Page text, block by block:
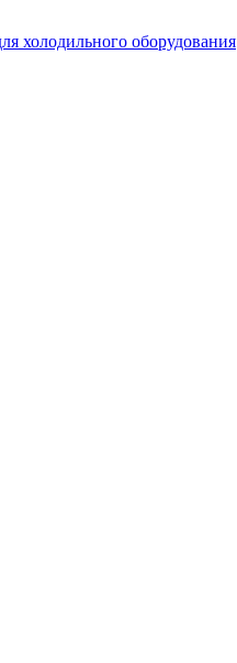
холодильного оборудования